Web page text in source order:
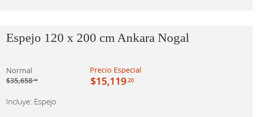
Espejo 120 x 200 cm Ankara Nogal
Normal
$35,658.49
Precio Especial
$15,119.20
Incluye: Espejo